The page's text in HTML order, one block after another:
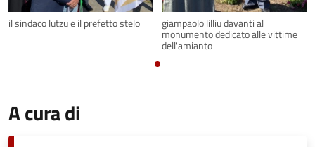
il sindaco lutzu e il prefetto stelo giampaolo lilliu davanti al
monumento dedicato alle vittime
dell'amianto
A cura di